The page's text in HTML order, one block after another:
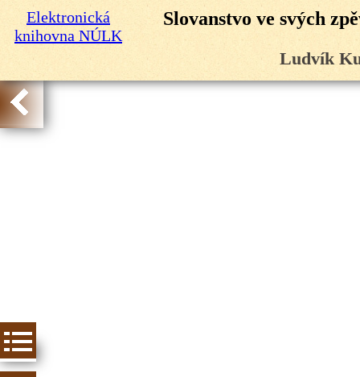
Elektronická
knihovna NÚLK
Slovanstvo ve svých
Ludvík